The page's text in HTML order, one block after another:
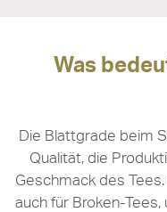
Was
Die Blattgrade beim
Qualität, die
Geschmack des
auch für Broken-